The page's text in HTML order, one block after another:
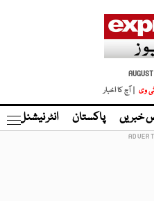
ٹی وی | آج کا اخبار
خبریں پاکستان انٹر نیشنل